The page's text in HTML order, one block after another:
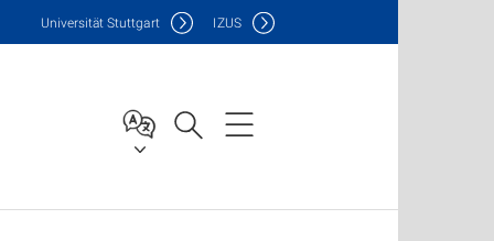
Universität Stuttgart IZUS